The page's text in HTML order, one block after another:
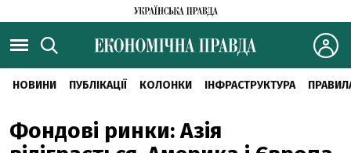
НОВИНИ ПУБЛІКАЦІЇ КОЛОНКИ ІНФРАСТРУКТУРА
Фондові ринки: Азія